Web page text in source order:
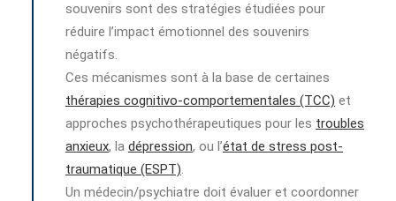
souvenirs sont des stratégies étudiées pour
réduire l’impact émotionnel des souvenirs
négatifs.
Ces mécanismes sont à la base de certaines
thérapies cognitivo-comportementales (TCC) et
approches psychothérapeutiques pour les troubles
anxieux, la dépression, ou l’état de stress post-
traumatique (ESPT).
Un médecin/psychiatre doit évaluer et coordonner